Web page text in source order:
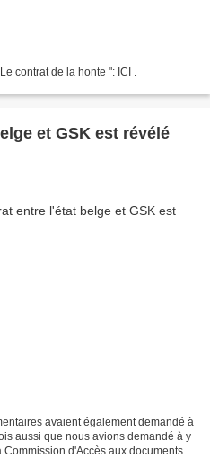
contrat de la honte ": ICI .
et GSK est révélé
avaient également demandé à
aussi que nous avions demandé à y
d'Accès aux documents